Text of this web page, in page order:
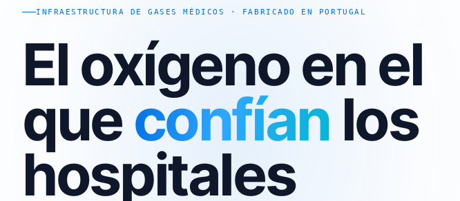
INFRAESTRUCTURA DE GASES MÉDICOS · FABRICADO EN PORTUGAL
El oxígeno en el
queconfían los
hospitales